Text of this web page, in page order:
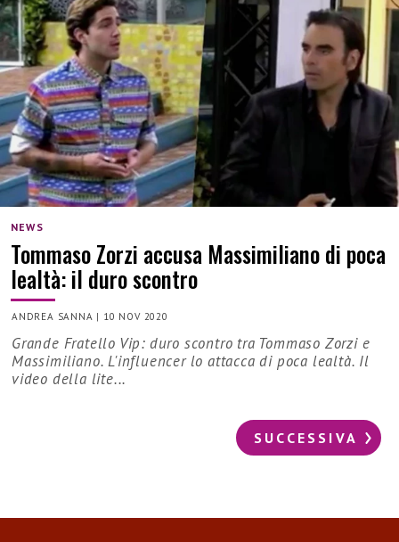
NEWS
Tommaso Zorzi accusa Massimiliano di poca
lealtà: il duro scontro
ANDREA SANNA | 10 NOV 2020
Grande Fratello Vip: duro scontro tra Tommaso Zorzi e
Massimiliano. L'influencer lo attacca di poca lealtà. Il
video della lite...
SUCCESSIVA